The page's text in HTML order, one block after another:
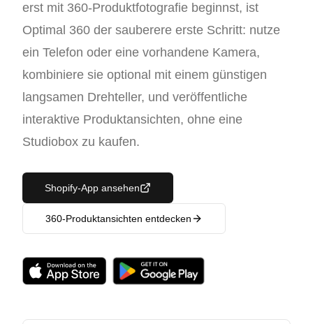
erst mit 360-Produktfotografie beginnst, ist
Optimal 360 der sauberere erste Schritt: nutze
ein Telefon oder eine vorhandene Kamera,
kombiniere sie optional mit einem günstigen
langsamen Drehteller, und veröffentliche
interaktive Produktansichten, ohne eine
Studiobox zu kaufen.
Shopify-App ansehen
360-Produktansichten entdecken